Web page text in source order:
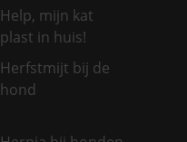
Help, mijn kat
plast in huis!
Herfstmijt bij de
hond